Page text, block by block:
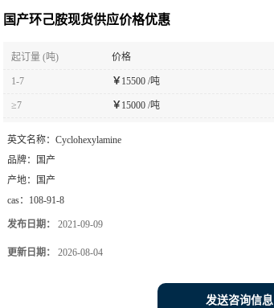
国产环己胺现货供应价格优惠
起订量 (吨) 价格
1-7 ￥ 15500 /吨
≥7 ￥ 15000 /吨
英文名称： Cyclohexylamine
品牌：
国产
产地：
国产
cas： 108-91-8
发布日期： 2021-09-09
更新日期： 2026-08-04
发送咨询信息